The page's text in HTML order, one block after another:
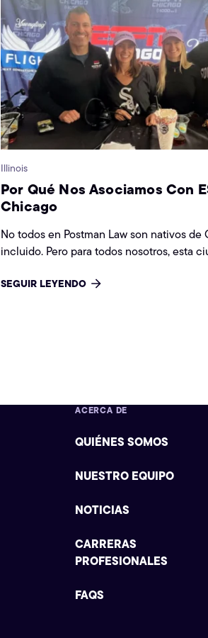
Illinois
Por Qué Nos Asociamos Con
Chicago
No todos en Postman Law son nativos de
incluido. Pero para todos nosotros, esta
SEGUIR LEYENDO
ACERCA DE
QUIÉNES SOMOS
NUESTRO EQUIPO
NOTICIAS
CARRERAS
PROFESIONALES
FAQS